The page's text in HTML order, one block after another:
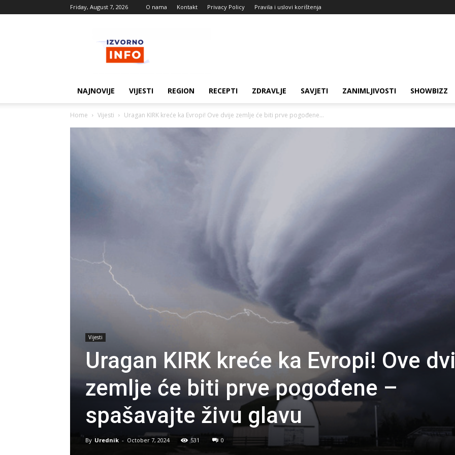
Friday, August 7, 2026 O nama Kontakt Privacy Policy Pravila i uslovi korištenja
vijesti
NAJNOVIJE VIJESTI REGION RECEPTI ZDRAVLJE SAVJETI ZANIMLJIVOSTI SHOWBIZZ
Home Vijesti Uragan KIRK kreće ka Evropi! Ove dvije zemlje će biti prve pogođene...
Vijesti
Uragan KIRK kreće ka Evropi! Ove
zemlje će biti prve pogođene –
spašavajte živu glavu
By Urednik - October 7, 2024 531 0